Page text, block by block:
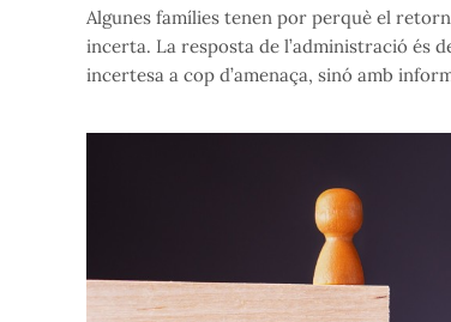
Algunes famílies tenen por perquè el retorn
incerta. La resposta de l’administració és
incertesa a cop d’amenaça, sinó amb